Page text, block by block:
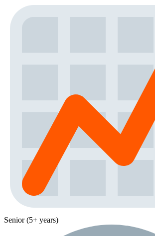
Senior (5+ years)